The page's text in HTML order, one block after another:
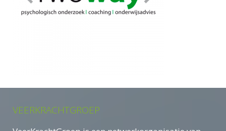
VEERKRACHTGROEP